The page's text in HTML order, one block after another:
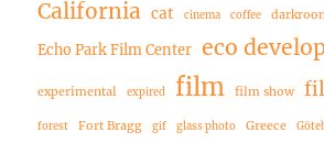
California cat cinema coffee
Echo Park Film Center eco
experimental expired film film show
forest Fort Bragg gif glass photo Greece